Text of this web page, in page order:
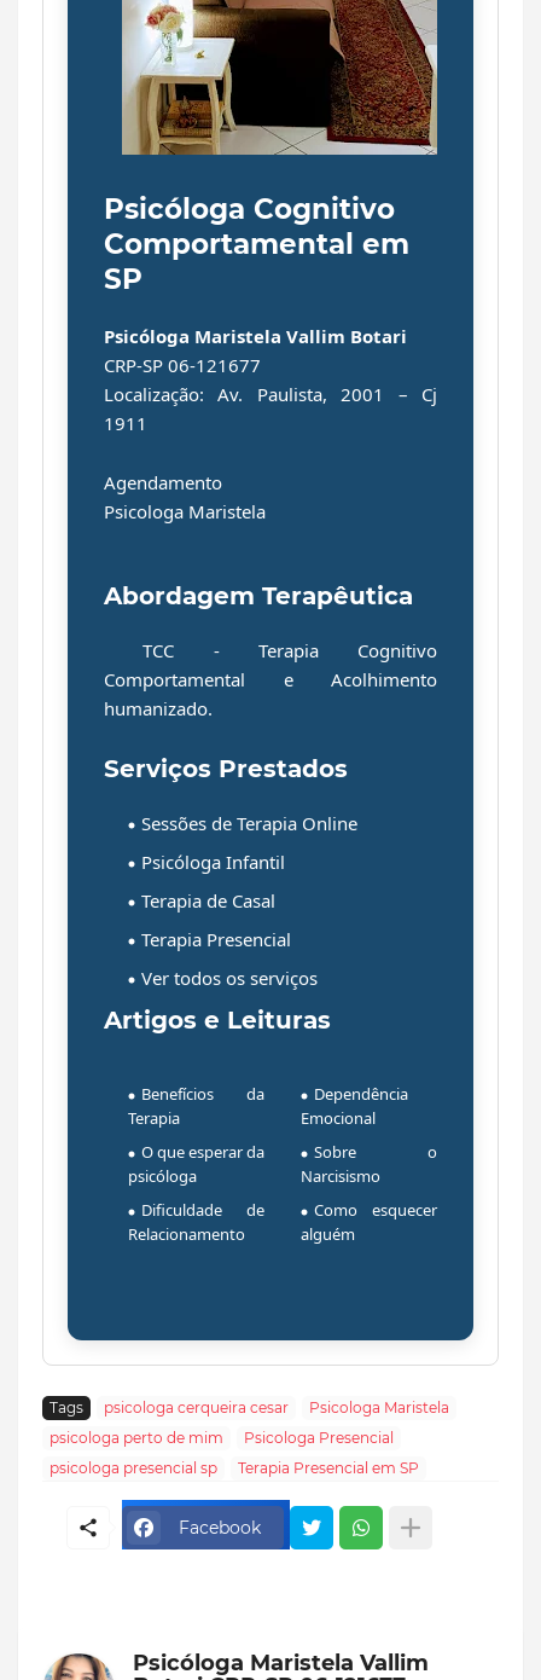
Psicóloga Cognitivo
Comportamental em
SP
Psicóloga Maristela Vallim Botari
CRP-SP 06-121677
Localização:Av. Paulista, 2001 – Cj
1911
Agendamento
Psicologa Maristela
Abordagem Terapêutica
TCC - Terapia Cognitivo
Comportamental e Acolhimento
humanizado.
Serviços Prestados
Sessões de Terapia Online
Psicóloga Infantil
Terapia de Casal
Terapia Presencial
Ver todos os serviços
Artigos e Leituras
Benefícios da
Terapia
O que esperar da
psicóloga
Dificuldade de
Relacionamento
Dependência
Emocional
Sobre o
Narcisismo
Como esquecer
alguém
Tags psicologa cerqueira cesar
Psicologa Maristela
psicologa perto de mim
Psicologa Presencial
psicologa presencial sp
Terapia Presencial em SP
Facebook
Psicóloga Maristela Vallim